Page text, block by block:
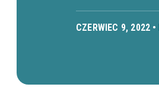
CZERWIEC 9, 2022 •